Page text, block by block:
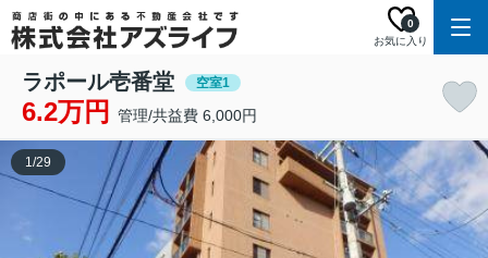
お気に入り
0
ラポール壱番堂 空室1
6.2万円 管理/共益費 6,000円
1/29